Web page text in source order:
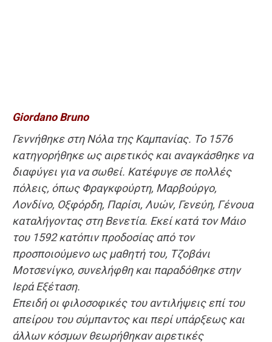
Giordano Bruno
Γεννήθηκε στη Νόλα της Καμπανίας. Το 1576
κατηγορήθηκε ως αιρετικός και αναγκάσθηκε να
διαφύγει για να σωθεί. Κατέφυγε σε πολλές
πόλεις, όπως Φραγκφούρτη, Μαρβούργο,
Λονδίνο, Οξφόρδη, Παρίσι, Λυών, Γενεύη, Γένουα
καταλήγοντας στη Βενετία. Εκεί κατά τον Μάιο
του 1592 κατόπιν προδοσίας από τον
προσποιούμενο ως μαθητή του, Τζοβάνι
Μοτσενίγκο, συνελήφθη και παραδόθηκε στην
Ιερά Εξέταση.
Επειδή οι φιλοσοφικές του αντιλήψεις επί του
απείρου του σύμπαντος και περί υπάρξεως και
άλλων κόσμων θεωρήθηκαν αιρετικές